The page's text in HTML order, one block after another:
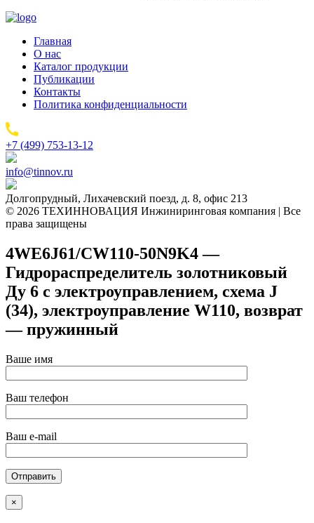
Главная
О нас
Каталог продукции
Публикации
Контакты
Политика конфиденциальности
+7 (499) 753-13-12
info@tinnov.ru
Долгопрудный, Лихачевский поезд, д. 8, офис 213
© 2026 ТЕХИННОВАЦИЯ Инжиниринговая компания | Все
права защищены
4WE6J61/CW110-50N9K4 —
Гидрораспределитель золотниковый
Ду 6 с электроуправлением, схема J
(34), электроуправление W110, возврат
— пружинный
Ваше имя
Ваш телефон
Ваш e-mail
×